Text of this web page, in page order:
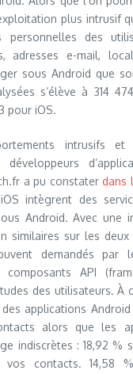
plus intrusif
des
adresses e-mail,
sous Android que
s’élève à 314
pour iOS.
intrusifs et
a pu constater dans
intègrent des
Android. Avec une
similaires sur les
demandés par
API
des utilisateurs. À
applications
alors que les
indiscrètes : 18,92 %
contacts. 14,58